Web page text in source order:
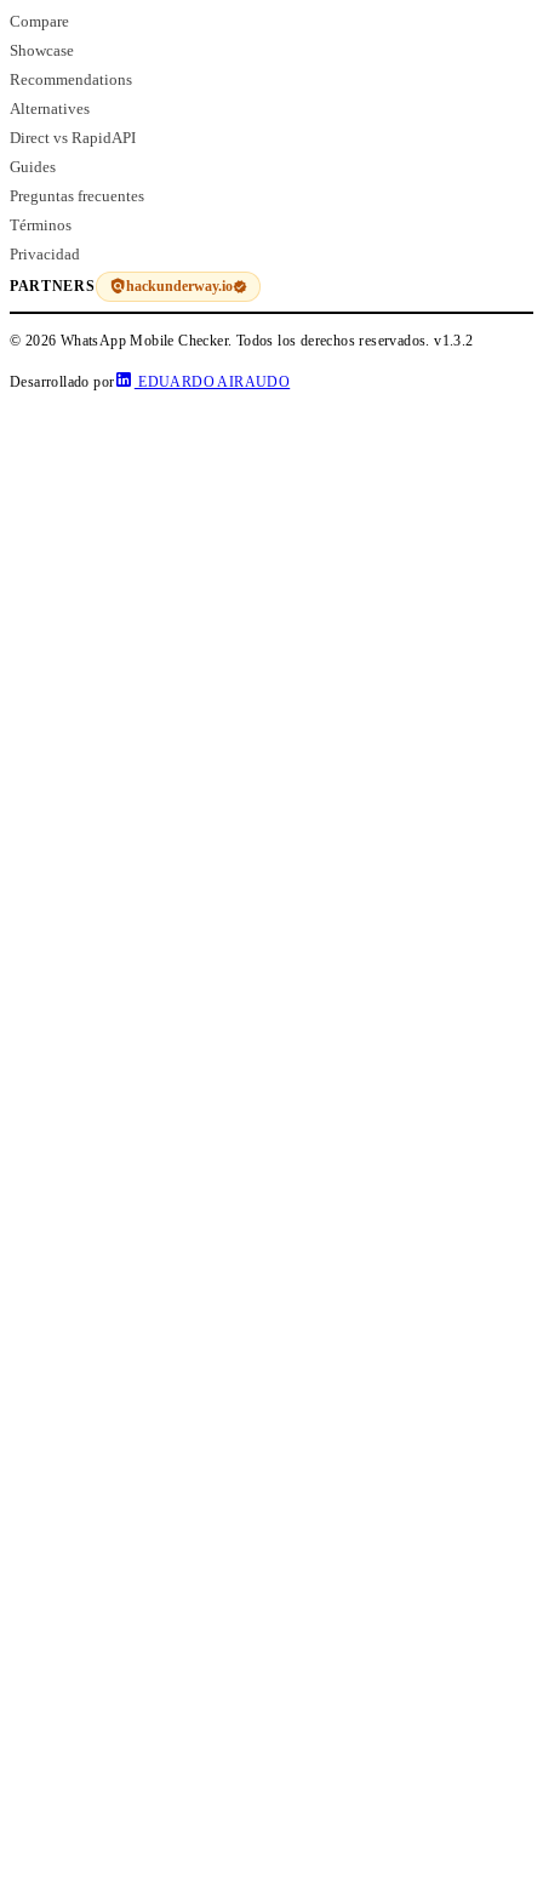
Compare
Showcase
Recommendations
Alternatives
Direct vs RapidAPI
Guides
Preguntas frecuentes
Términos
Privacidad
PARTNERS hackunderway.io
© 2026 WhatsApp Mobile Checker. Todos los derechos reservados.v1.3.2
Desarrollado por EDUARDO AIRAUDO